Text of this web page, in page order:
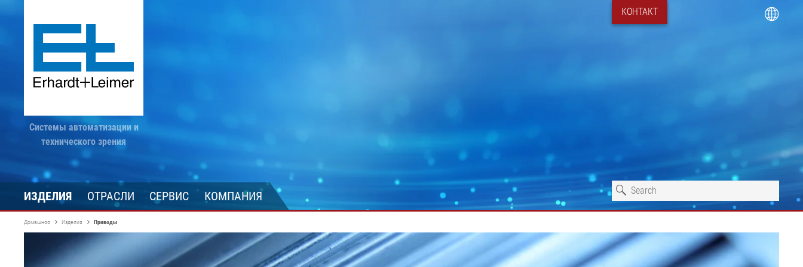
ИЗДЕЛИЯ ОТРАСЛИ СЕРВИС КОМПАНИЯ
КОНТАКТ
Системы автоматизации и
технического зрения
Домашняя Изделия Приводы